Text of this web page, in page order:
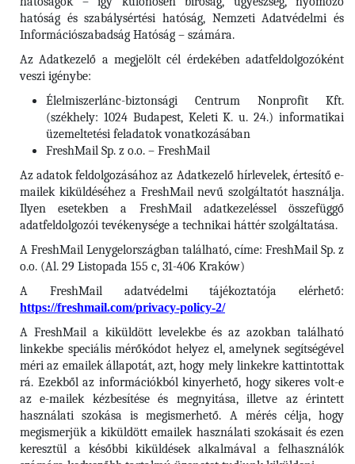
hatóság és szabálysértési hatóság, Nemzeti Adatvédelmi és
Információszabadság Hatóság – számára.
Az Adatkezelő a megjelölt cél érdekében adatfeldolgozóként
veszi igénybe:
Élelmiszerlánc-biztonsági Centrum Nonprofit Kft.
(székhely: 1024 Budapest, Keleti K. u. 24.) informatikai
üzemeltetési feladatok vonatkozásában
FreshMail Sp. z o.o. – FreshMail
Az adatok feldolgozásához az Adatkezelő hírlevelek, értesítő e-
mailek kiküldéséhez a FreshMail nevű szolgáltatót használja.
Ilyen esetekben a FreshMail adatkezeléssel összefüggő
adatfeldolgozói tevékenysége a technikai háttér szolgáltatása.
A FreshMail Lenygelországban található, címe: FreshMail Sp. z
o.o. (Al. 29 Listopada 155 c, 31-406 Kraków)
A FreshMail adatvédelmi tájékoztatója elérhető:
https://freshmail.com/privacy-policy-2/
A FreshMail a kiküldött levelekbe és az azokban található
linkekbe speciális mérőkódot helyez el, amelynek segítségével
méri az emailek állapotát, azt, hogy mely linkekre kattintottak
rá. Ezekből az információkból kinyerhető, hogy sikeres volt-e
az e-mailek kézbesítése és megnyitása, illetve az érintett
használati szokása is megismerhető. A mérés célja, hogy
megismerjük a kiküldött emailek használati szokásait és ezen
keresztül a későbbi kiküldések alkalmával a felhasználók